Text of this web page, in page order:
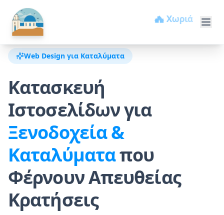
🏖️ Παραλίες
Web Design για Καταλύματα
Κατασκευή
Ιστοσελίδων για
Ξενοδοχεία &
Καταλύματαπου
Φέρνουν Απευθείας
Κρατήσεις